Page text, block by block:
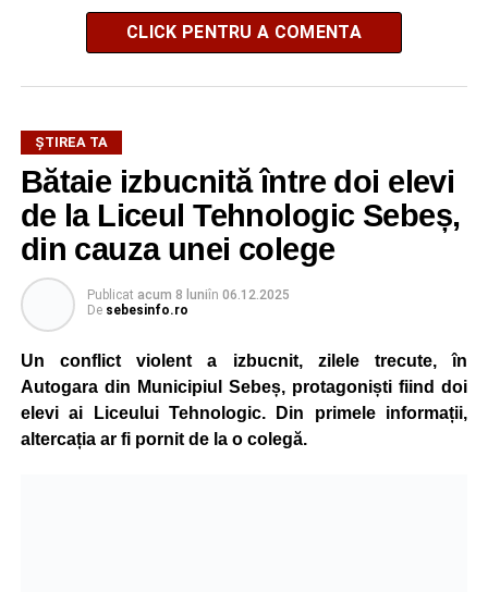
CLICK PENTRU A COMENTA
ŞTIREA TA
Bătaie izbucnită între doi elevi
de la Liceul Tehnologic Sebeș,
din cauza unei colege
Publicat acum 8 luniîn 06.12.2025
De sebesinfo.ro
Un conflict violent a izbucnit, zilele trecute, în
Autogara din Municipiul Sebeș, protagoniști fiind doi
elevi ai Liceului Tehnologic. Din primele informații,
altercația ar fi pornit de la o colegă.